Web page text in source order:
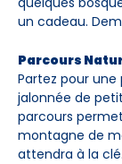
un cadeau.
Parcours
Partez pour
jalonnée de
parcours
montagne de
attendra à la clé.